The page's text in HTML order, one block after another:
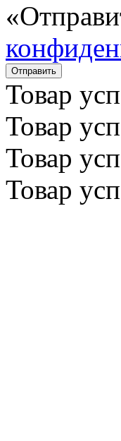
Товар
Товар
Товар
Товар